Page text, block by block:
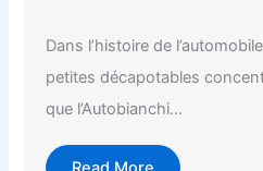
Dans l’histoire de
petites décapotables
que l’Autobianchi...